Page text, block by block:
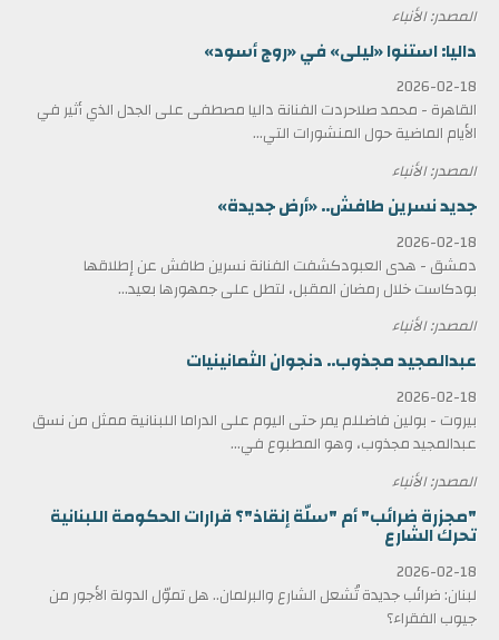
المصدر: الأنباء
داليا: استنوا «ليلى» في «روج أسود»
2026-02-18
القاهرة - محمد صلاحردت الفنانة داليا مصطفى على الجدل الذي أثير في
الأيام الماضية حول المنشورات التي...
المصدر: الأنباء
جديد نسرين طافش.. «أرض جديدة»
2026-02-18
دمشق - هدى العبودكشفت الفنانة نسرين طافش عن إطلاقها
بودكاست خلال رمضان المقبل، لتطل على جمهورها بعيد...
المصدر: الأنباء
عبدالمجيد مجذوب.. دنجوان الثمانينيات
2026-02-18
بيروت - بولين فاضللم يمر حتى اليوم على الدراما اللبنانية ممثل من نسق
عبدالمجيد مجذوب، وهو المطبوع في...
المصدر: الأنباء
"مجزرة ضرائب" أم "سلّة إنقاذ"؟ قرارات الحكومة اللبنانية
تحرك الشارع
2026-02-18
لبنان: ضرائب جديدة تُشعل الشارع والبرلمان.. هل تموّل الدولة الأجور من
جيوب الفقراء؟